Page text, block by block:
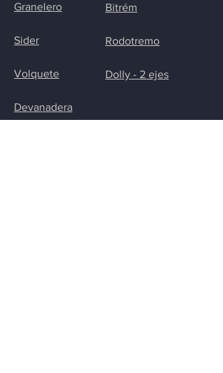
Granelero
Sider
Volquete
Devanadera
Bitrém
Rodotremo
Dolly - 2 ejes